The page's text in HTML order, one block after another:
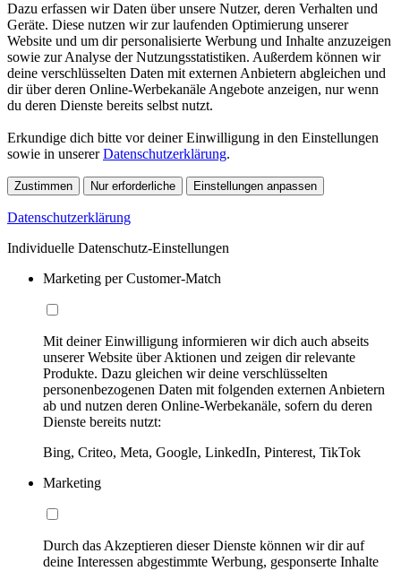
Dazu erfassen wir Daten über unsere Nutzer, deren Verhalten und
Geräte. Diese nutzen wir zur laufenden Optimierung unserer
Website und um dir personalisierte Werbung und Inhalte anzuzeigen
sowie zur Analyse der Nutzungsstatistiken. Außerdem können wir
deine verschlüsselten Daten mit externen Anbietern abgleichen und
dir über deren Online-Werbekanäle Angebote anzeigen, nur wenn
du deren Dienste bereits selbst nutzt.
Erkundige dich bitte vor deiner Einwilligung in den Einstellungen
sowie in unsererDatenschutzerklärung.
Zustimmen Nur erforderliche Einstellungen anpassen
Datenschutzerklärung
Individuelle Datenschutz-Einstellungen
Marketing per Customer-Match
Mit deiner Einwilligung informieren wir dich auch abseits
unserer Website über Aktionen und zeigen dir relevante
Produkte. Dazu gleichen wir deine verschlüsselten
personenbezogenen Daten mit folgenden externen Anbietern
ab und nutzen deren Online-Werbekanäle, sofern du deren
Dienste bereits nutzt:
Bing, Criteo, Meta, Google, LinkedIn, Pinterest, TikTok
Marketing
Durch das Akzeptieren dieser Dienste können wir dir auf
deine Interessen abgestimmte Werbung, gesponserte Inhalte